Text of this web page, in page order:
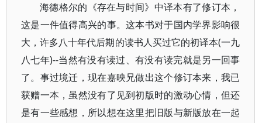
海德格尔的《存在与时间》中译本有了修订本，
这是一件值得高兴的事。这本书对于国内学界影响很
大，许多八十年代后期的读书人买过它的初译本(一九
八七年)--当然有没有读过、有没有读完就是另一回事
了。事过境迁，现在嘉映兄做出这个修订本来，我已
获赠一本，虽然没有了见到初版时的激动心情，但还
是有一些感想，所以想在这里把旧版与新版放在一起